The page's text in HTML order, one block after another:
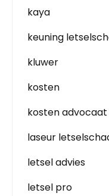
kaya
keuning
kluwer
kosten
kosten advocaat
laseur
letsel advies
letsel pro